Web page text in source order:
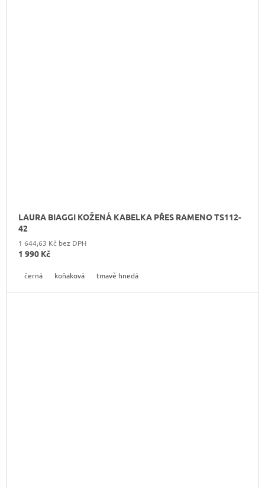
LAURA BIAGGI KOŽENÁ KABELKA PŘES RAMENO TS112-
42
1 644,63 Kč bez DPH
1 990 Kč
černá koňaková tmavě hnedá